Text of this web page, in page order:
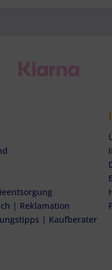
| Reklamation
| Kaufberater